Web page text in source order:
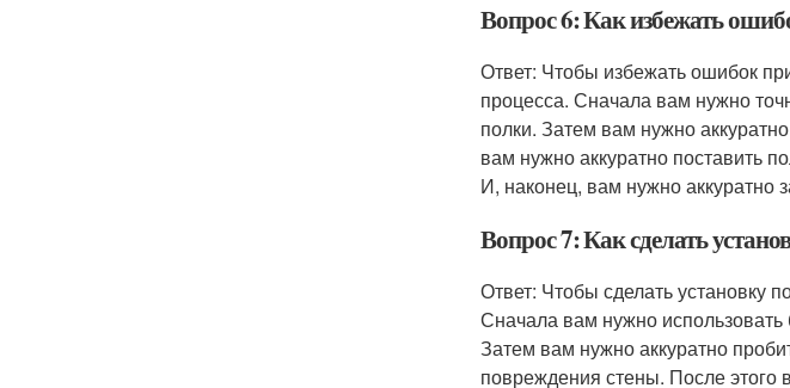
Вопрос 6: Как избежать
Ответ: Чтобы избежать ошибок
процесса. Сначала вам нужно
полки. Затем вам нужно
вам нужно аккуратно поставить
И, наконец, вам нужно аккуратно
Вопрос 7: Как сделать
Ответ: Чтобы сделать установку
Сначала вам нужно использовать
Затем вам нужно аккуратно
повреждения стены. После этого